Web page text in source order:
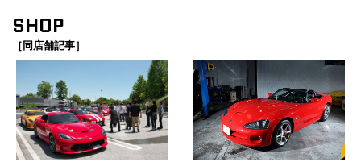
SHOP
［同店舗記事］